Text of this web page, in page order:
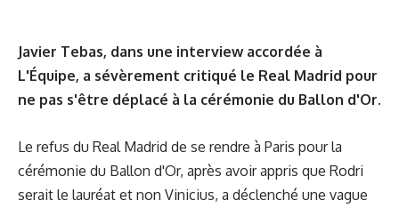
Javier Tebas, dans une interview accordée à
L'Équipe, a sévèrement critiqué le Real Madrid pour
ne pas s'être déplacé à la cérémonie du Ballon d'Or.
Le refus du Real Madrid de se rendre à Paris pour la
cérémonie du Ballon d'Or, après avoir appris que Rodri
serait le lauréat et non Vinicius, a déclenché une vague